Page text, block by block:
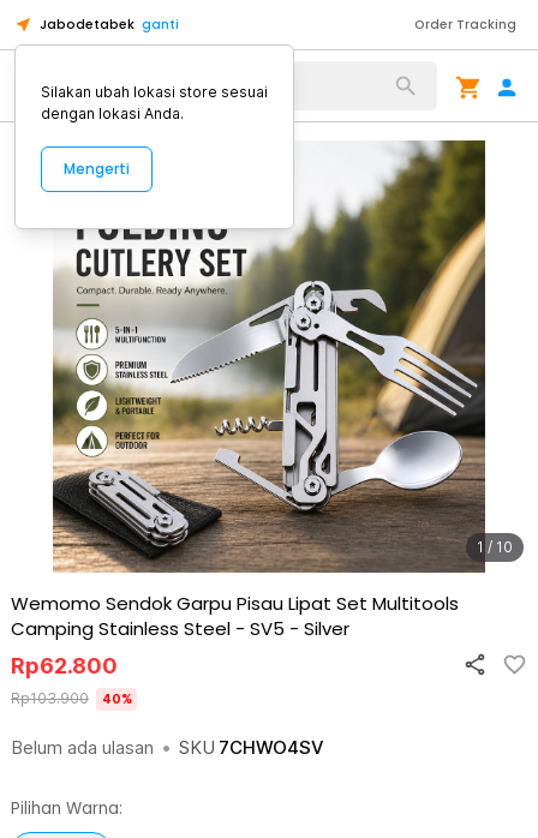
Jabodetabek ganti Order Tracking
Alat Kopi
1 / 10
Wemomo Sendok Garpu Pisau Lipat Set Multitools
Camping Stainless Steel - SV5 - Silver
Belum ada ulasan • SKU 7CHWO4SV
Rp62.800
Rp103.900 40%
Pilihan Warna:
Silakan ubah lokasi store sesuai
dengan lokasi Anda.
Mengerti